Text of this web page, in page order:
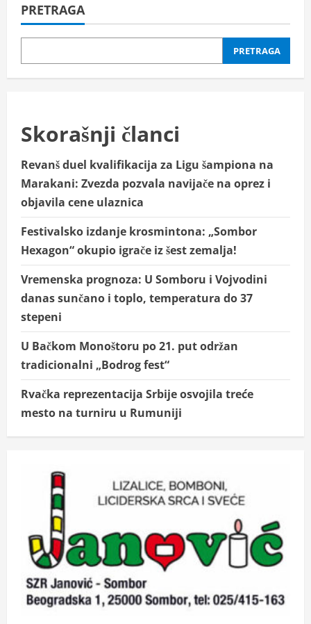
PRETRAGA
PRETRAGA
Skorašnji članci
Revanš duel kvalifikacija za Ligu šampiona na
Marakani: Zvezda pozvala navijače na oprez i
objavila cene ulaznica
Festivalsko izdanje krosmintona: „Sombor
Hexagon“ okupio igrače iz šest zemalja!
Vremenska prognoza: U Somboru i Vojvodini
danas sunčano i toplo, temperatura do 37
stepeni
U Bačkom Monoštoru po 21. put održan
tradicionalni „Bodrog fest“
Rvačka reprezentacija Srbije osvojila treće
mesto na turniru u Rumuniji